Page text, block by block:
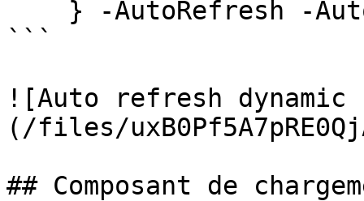
```
![Auto refresh dynamic
(/files/
## Composant de